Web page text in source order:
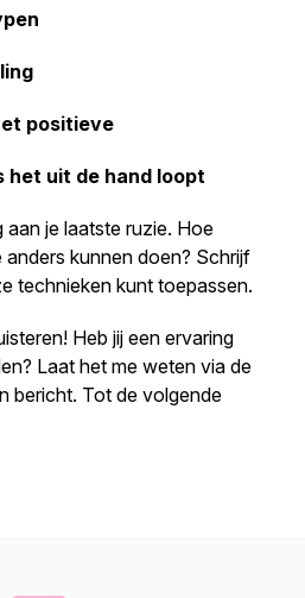
positieve
het uit de hand loopt
aan je laatste ruzie. Hoe
kunnen doen? Schrijf
technieken kunt toepassen.
Heb jij een ervaring
Laat het me weten via de
bericht. Tot de volgende